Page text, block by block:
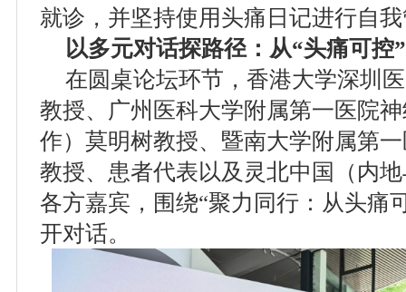
就诊，并坚持使用头痛日记进行自
以多元对话探路径：从“头痛可控
在圆桌论坛环节，香港大学深圳
教授、广州医科大学附属第一医院
作）莫明树教授、暨南大学附属第
教授、患者代表以及灵北中国（内
各方嘉宾，围绕“聚力同行：从头痛
开对话。